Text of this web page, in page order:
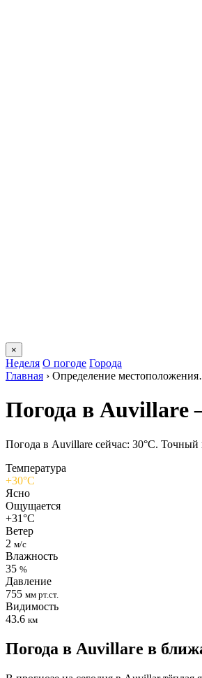
×
Неделя О погоде Города
Главная › Определение
Погода в Auvillarе
Погода в Auvillarе сейчас: 30°C. Точный
Температура
+30°C
Ясно
Ощущается
+31°C
Ветер
2 м/с
Влажность
35 %
Давление
755 мм рт.ст.
Видимость
43.6 км
Погода в Auvillarе в